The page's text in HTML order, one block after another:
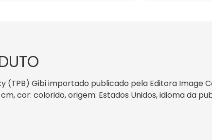
(TPB) Gibi importado publicado pela Editora Image
cor: colorido, origem: Estados Unidos, idioma da